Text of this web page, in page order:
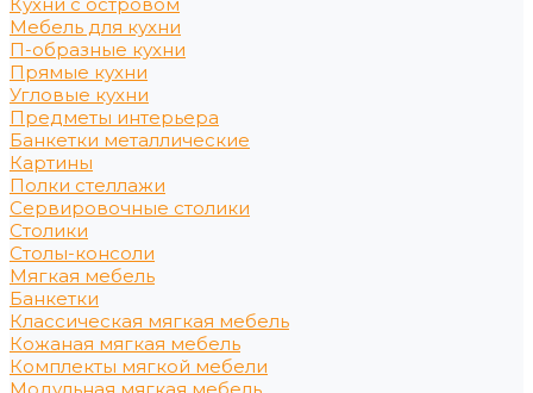
Мебель для кухни
П-образные кухни
Прямые кухни
Угловые кухни
Предметы интерьера
Банкетки металлические
Картины
Полки стеллажи
Сервировочные столики
Столики
Столы-консоли
Мягкая мебель
Банкетки
Классическая мягкая мебель
Кожаная мягкая мебель
Комплекты мягкой мебели